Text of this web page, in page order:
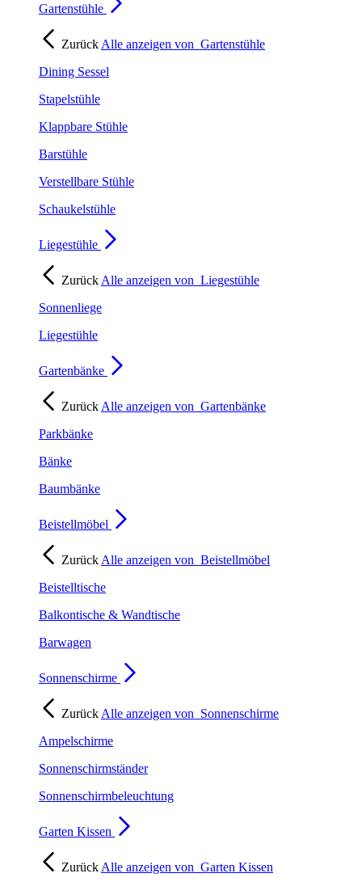
Gartenstühle
Zurück Alle anzeigen von Gartenstühle
Dining Sessel
Stapelstühle
Klappbare Stühle
Barstühle
Verstellbare Stühle
Schaukelstühle
Liegestühle
Zurück Alle anzeigen von Liegestühle
Sonnenliege
Liegestühle
Gartenbänke
Zurück Alle anzeigen von Gartenbänke
Parkbänke
Bänke
Baumbänke
Beistellmöbel
Zurück Alle anzeigen von Beistellmöbel
Beistelltische
Balkontische & Wandtische
Barwagen
Sonnenschirme
Zurück Alle anzeigen von Sonnenschirme
Ampelschirme
Sonnenschirmständer
Sonnenschirmbeleuchtung
Garten Kissen
Zurück Alle anzeigen von Garten Kissen